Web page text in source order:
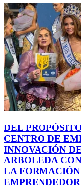
DEL
CENTRO DE
INNOVACIÓN
ARBOLEDA
LA